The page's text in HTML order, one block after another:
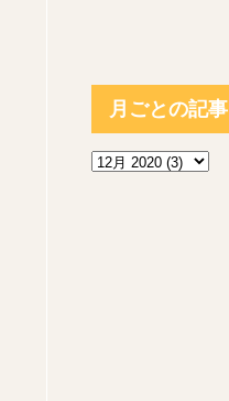
月ごとの記事